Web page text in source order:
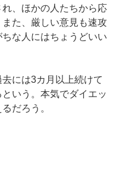
、ほかの人たちから応
た、厳しい意見も速攻
な人にはちょうどいい
には3カ月以上続けて
いう。本気でダイエッ
だろう。